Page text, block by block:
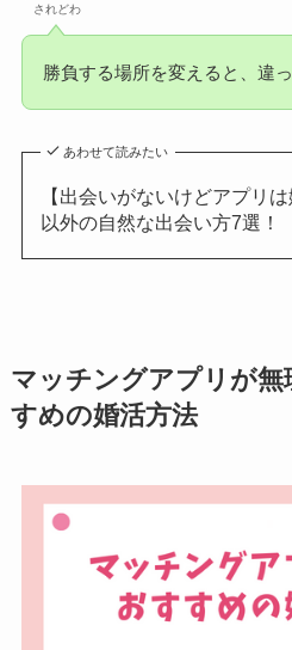
されどわ
勝負する場所を変えると、違
あわせて読みたい
【出会いがないけどアプリ
以外の自然な出会い方7選！
マッチングアプリが
すめの婚活方法